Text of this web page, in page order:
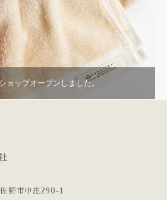
ョップオープンしました。
野市中庄290-1